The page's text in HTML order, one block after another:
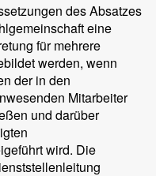
des Absatzes
eine
für mehrere
werden, wenn
der in den
Mitarbeiter
und darüber
wird. Die